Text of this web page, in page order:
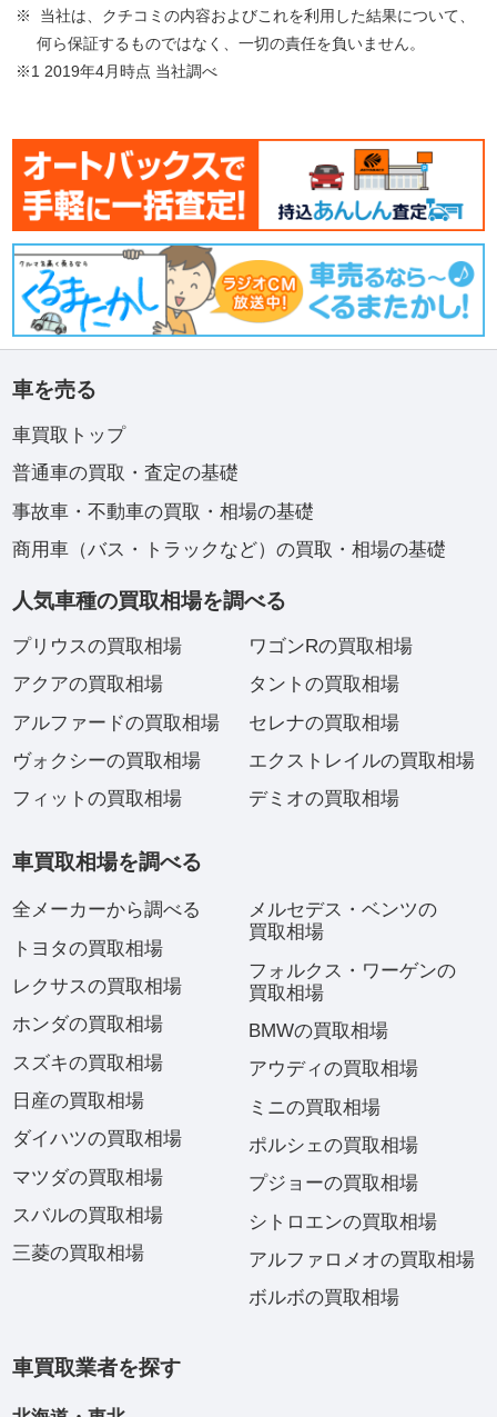
※ 当社は、クチコミの内容およびこれを利用した結果について、
何ら保証するものではなく、一切の責任を負いません。
※1 2019年4月時点 当社調べ
車を売る
車買取トップ
普通車の買取・査定の基礎
事故車・不動車の買取・相場の基礎
商用車（バス・トラックなど）の買取・相場の基礎
人気車種の買取相場を調べる
プリウスの買取相場
アクアの買取相場
アルファードの買取相場
ヴォクシーの買取相場
フィットの買取相場
ワゴンRの買取相場
タントの買取相場
セレナの買取相場
エクストレイルの買取相場
デミオの買取相場
車買取相場を調べる
全メーカーから調べる
トヨタの買取相場
レクサスの買取相場
ホンダの買取相場
スズキの買取相場
日産の買取相場
ダイハツの買取相場
マツダの買取相場
スバルの買取相場
三菱の買取相場
メルセデス・ベンツの
買取相場
フォルクス・ワーゲンの
買取相場
BMWの買取相場
アウディの買取相場
ミニの買取相場
ポルシェの買取相場
プジョーの買取相場
シトロエンの買取相場
アルファロメオの買取相場
ボルボの買取相場
車買取業者を探す